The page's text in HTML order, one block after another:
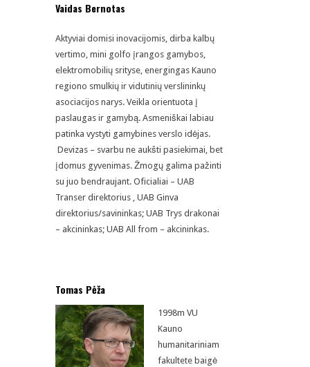
Vaidas Bernotas
Aktyviai domisi inovacijomis, dirba kalbų
vertimo, mini golfo įrangos gamybos,
elektromobilių srityse, energingas Kauno
regiono smulkių ir vidutinių verslininkų
asociacijos narys. Veikla orientuota į
paslaugas ir gamybą. Asmeniškai labiau
patinka vystyti gamybines verslo idėjas.
Devizas – svarbu ne aukšti pasiekimai, bet
įdomus gyvenimas. Žmogų galima pažinti
su juo bendraujant. Oficialiai – UAB
Transer direktorius , UAB Ginva
direktorius/savininkas; UAB Trys drakonai
– akcininkas; UAB All from – akcininkas.
Tomas Pėža
1998m VU
Kauno
humanitariniam
fakultete baigė